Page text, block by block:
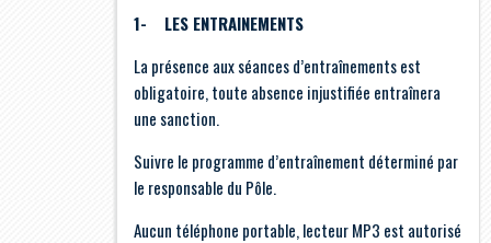
1- LES ENTRAINEMENTS
La présence aux séances d’entraînements est
obligatoire, toute absence injustifiée entraînera
une sanction.
Suivre le programme d’entraînement déterminé par
le responsable du Pôle.
Aucun téléphone portable, lecteur MP3 est autorisé